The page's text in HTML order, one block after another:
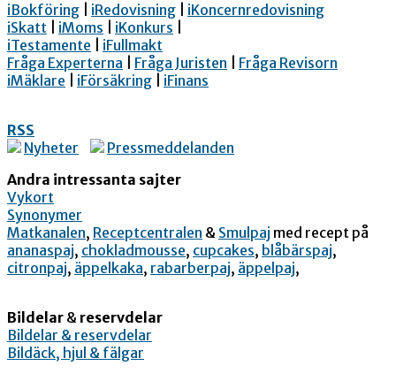
iBokföring
iRedovisning
iKoncernredovisning
iSkatt
iMoms iKonkurs
iTestamente
iFullmakt
Fråga Experterna
Fråga Juristen
Fråga Revisorn
iMäklare
iFörsäkring iFinans
RSS
Nyheter
Pressmeddelanden
Andra intressanta sajter
Vykort
Synonymer
Matkanalen, Receptcentralen & Smulpaj med recept på
ananaspaj, chokladmousse, cupcakes, blåbärspaj,
citronpaj, äppelkaka, rabarberpaj, äppelpaj,
Bildelar & reservdelar
Bildelar & reservdelar
Bildäck, hjul & fälgar